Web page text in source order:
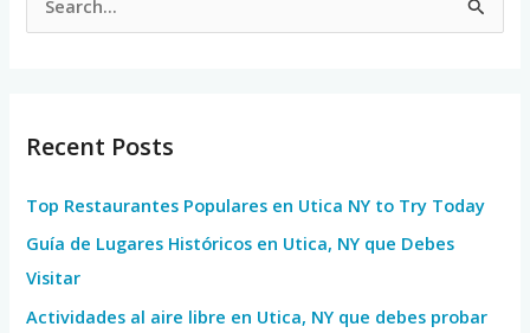
c
f
o
r
:
Recent Posts
Top Restaurantes Populares en Utica NY to Try Today
Guía de Lugares Históricos en Utica, NY que Debes
Visitar
Actividades al aire libre en Utica, NY que debes probar